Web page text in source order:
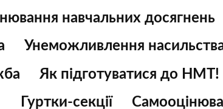
навчальних досягнень
Унеможливлення
Як підготуватися до НМТ!
Гуртки-секції